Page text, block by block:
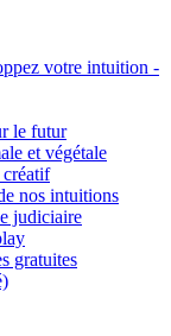
votre intuition -
le futur
et végétale
nos intuitions
judiciaire
gratuites